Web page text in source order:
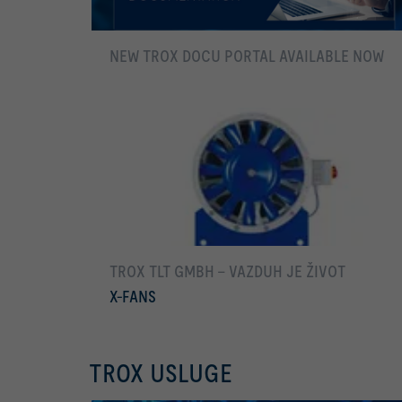
NEW TROX DOCU PORTAL AVAILABLE NOW
TROX TLT GMBH - VAZDUH JE ŽIVOT
X-FANS
TROX USLUGE